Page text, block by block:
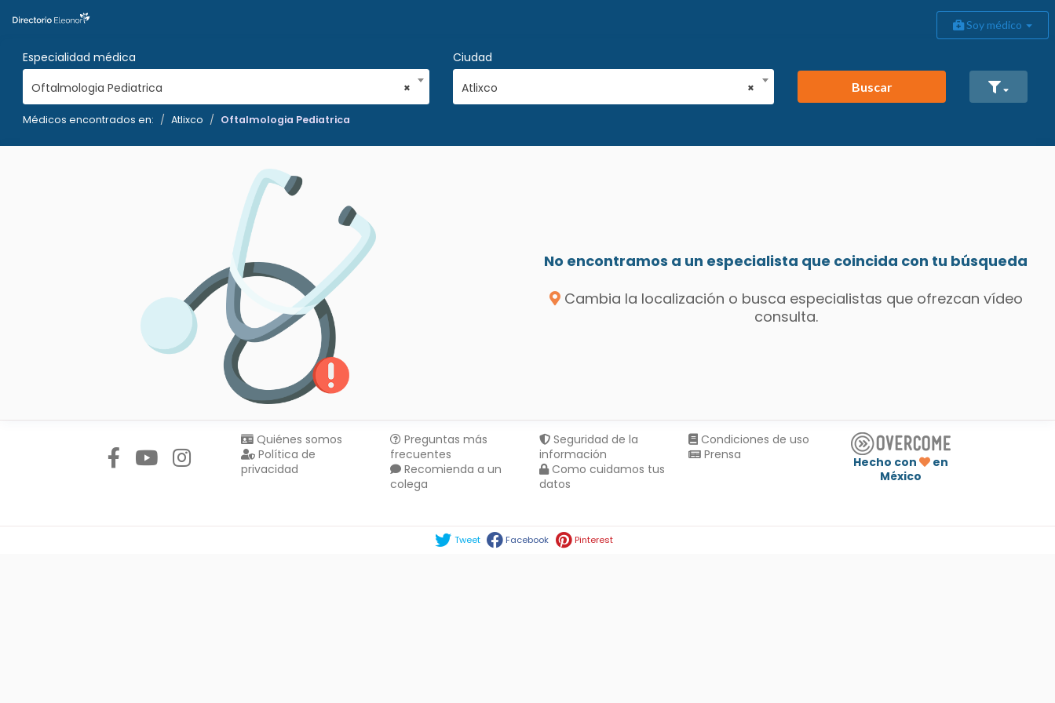
Soy médico
Especialidad médica
×
Oftalmologia Pediatrica
Ciudad
×
Atlixco Buscar
Médicos encontrados en: Atlixco Oftalmologia Pediatrica
No encontramos a un especialista que coincida con tu búsqueda
Cambia la localización o busca especialistas que ofrezcan vídeo
consulta.
Quiénes somos
Política de
privacidad
Preguntas más
frecuentes
Recomienda a un
colega
Seguridad de la
información
Como cuidamos tus
datos
Condiciones de uso
Prensa
Hecho con
en
México
Tweet Facebook Pinterest